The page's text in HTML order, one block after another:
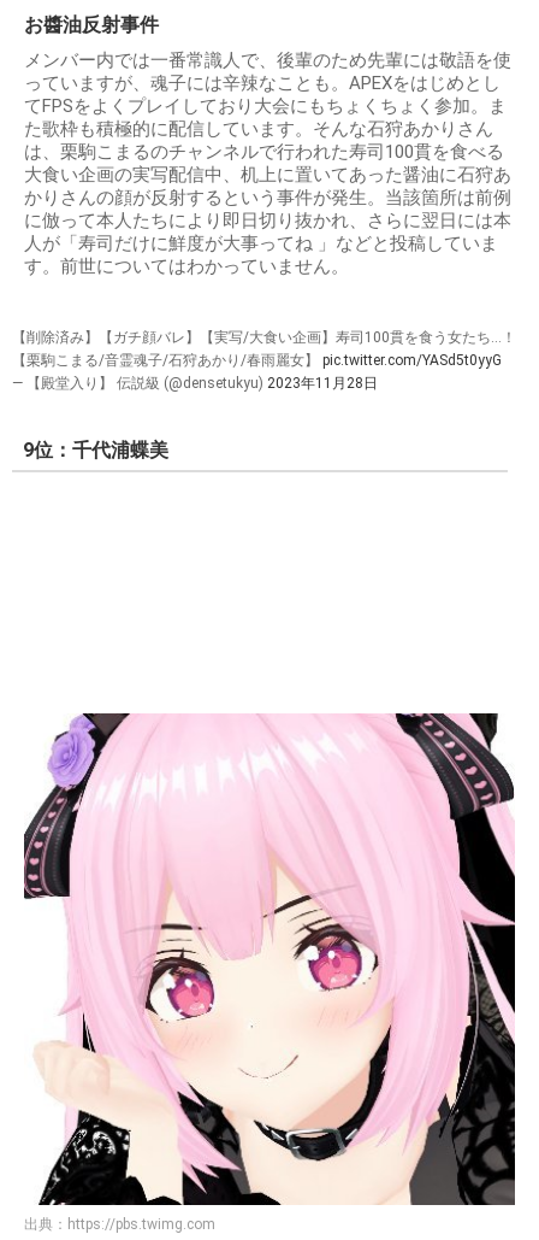
お醬油反射事件
メンバー内では一番常識人で、後輩のため先輩には敬語を使
っていますが、魂子には辛辣なことも。APEXをはじめとし
てFPSをよくプレイしており大会にもちょくちょく参加。ま
た歌枠も積極的に配信しています。そんな石狩あかりさん
は、栗駒こまるのチャンネルで行われた寿司100貫を食べる
大食い企画の実写配信中、机上に置いてあった醤油に石狩あ
かりさんの顔が反射するという事件が発生。当該箇所は前例
に倣って本人たちにより即日切り抜かれ、さらに翌日には本
人が「寿司だけに鮮度が大事ってね 」などと投稿していま
す。前世についてはわかっていません。
【削除済み】【ガチ顔バレ】【実写/大食い企画】寿司100貫を食う女たち...！
【栗駒こまる/音霊魂子/石狩あかり/春雨麗女】 pic.twitter.com/YASd5t0yyG
— 【殿堂入り】 伝説級 (@densetukyu) 2023年11月28日
9位：千代浦蝶美
出典： https://pbs.twimg.com